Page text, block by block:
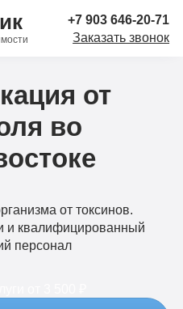
+7 903 646-20-71
Заказать звонок
от
во
от токсинов.
и квалифицированный
персонал